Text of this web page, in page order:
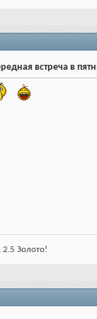
встреча в
2.5 Золото!